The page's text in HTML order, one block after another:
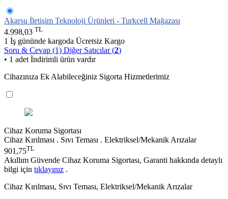
Akarsu İletişim Teknoloji Ürünleri - Turkcell Mağazası
4.998,03 TL
1 İş gününde kargoda Ücretsiz Kargo
Soru & Cevap (1) Diğer Satıcılar (2)
• 1 adet İndirimli ürün vardır
Cihazınıza Ek Alabileceğiniz Sigorta Hizmetlerimiz
Cihaz Koruma Sigortası
Cihaz Kırılması . Sıvı Teması . Elektriksel/Mekanik Arızalar
901,75TL
Akıllım Güvende Cihaz Koruma Sigortası, Garanti hakkında detaylı
bilgi için tıklayınız .
Cihaz Kırılması, Sıvı Teması, Elektriksel/Mekanik Arızalar